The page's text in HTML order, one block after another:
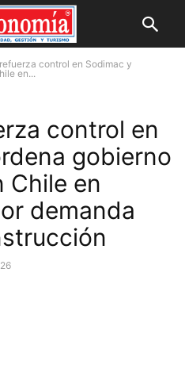
control en Sodimac y
en...
control en
gobierno
Chile en
demanda